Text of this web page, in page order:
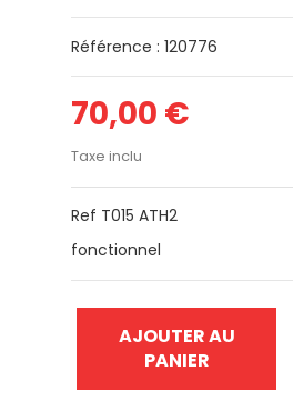
Référence : 120776
70,00 €
Taxe inclu
Ref T015 ATH2
fonctionnel
AJOUTER AU
PANIER